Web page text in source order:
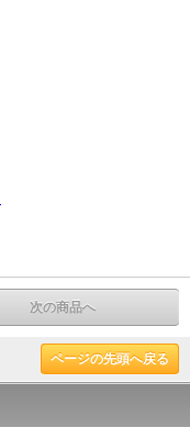
次の商品へ
ページの先頭へ戻る